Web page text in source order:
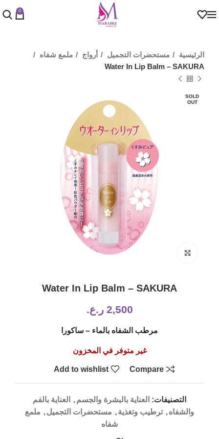
0
الرئيسية مستحضرات التجميل أرواج
ملمع شفاه
Water In Lip Balm – SAKURA
SOLD
OUT
Click to enlarge
Water In Lip Balm – SAKURA
2,500 ر.ع.
مرطب الشفاه بالماء – ساكورا
غير متوفر في المخزون
Compare
Add to wishlist
التصنيفات: العناية بالبشرة والجسم ,
العناية بالفم
والشفاه, ترطيب وتغذية, مستحضرات التجميل, ملمع
شفاه